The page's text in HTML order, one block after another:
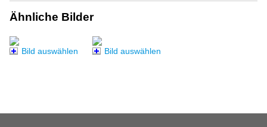
Ähnliche Bilder
Bild auswählen Bild auswählen